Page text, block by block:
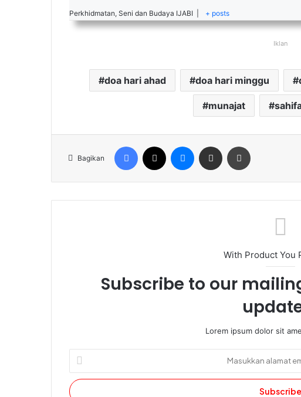
Perkhidmatan, Seni dan Budaya IJABI + posts
Iklan
doa hari ahad doa hari minggu
munajat
Bagikan
Facebook Messenger
Share via Email
With Product You
Subscribe to our
Lorem ipsum dolor sit
Masukkan
alamat
email
Anda.